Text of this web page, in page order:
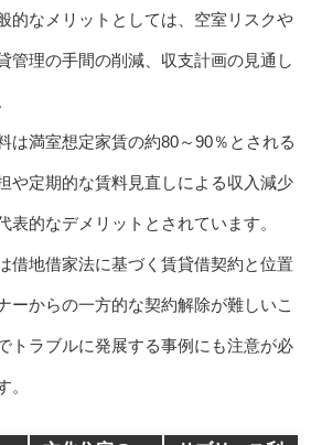
的なメリットとしては、空室リスクや
管理の手間の削減、収支計画の見通し
は満室想定家賃の約80～90％とされる
や定期的な賃料見直しによる収入減少
表的なデメリットとされています。
借地借家法に基づく賃貸借契約と位置
ーからの一方的な契約解除が難しいこ
トラブルに発展する事例にも注意が必
。